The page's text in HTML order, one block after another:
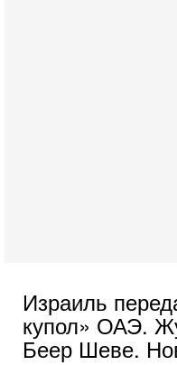
Израиль
купол» ОАЭ.
Беер Шеве.